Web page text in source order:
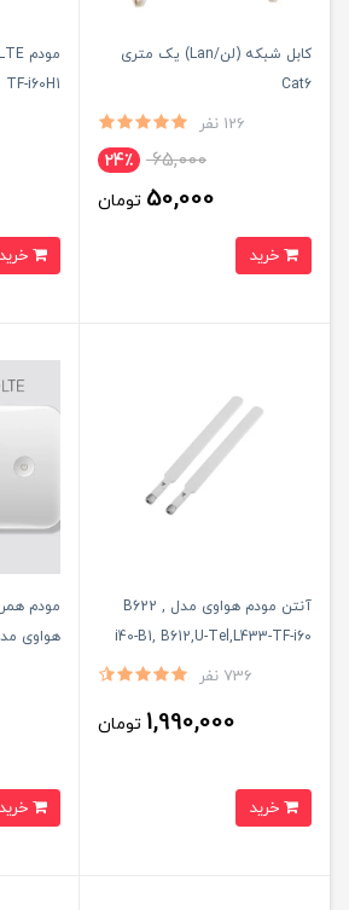
کابل شبکه (لن/Lan) یک متری
Cat6
126 نفر
65,000 24٪
50,000 تومان
TF-i60H1
آنتن مودم هواوی مدل B622 ,
i40-B1, B612,U-Tel,L433-TF-i60
بسته دو عددی 19 دسی بل
736 نفر
1,990,000 تومان